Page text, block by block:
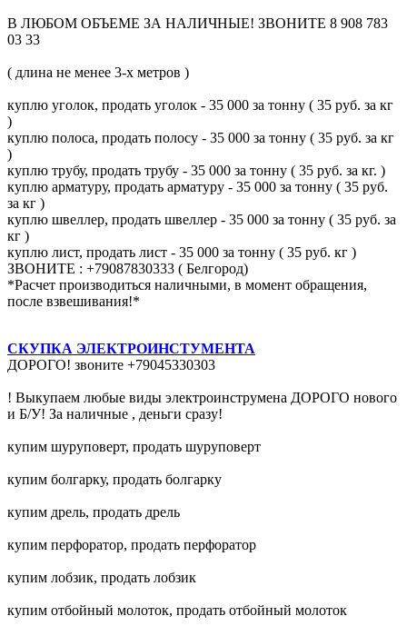
В ЛЮБОМ ОБЪЕМЕ ЗА НАЛИЧНЫЕ! ЗВОНИТЕ 8 908 783
03 33
( длина не менее 3-х метров )
куплю уголок, продать уголок - 35 000 за тонну ( 35 руб. за кг
)
куплю полоса, продать полосу - 35 000 за тонну ( 35 руб. за кг
)
куплю трубу, продать трубу - 35 000 за тонну ( 35 руб. за кг. )
куплю арматуру, продать арматуру - 35 000 за тонну ( 35 руб.
за кг )
куплю швеллер, продать швеллер - 35 000 за тонну ( 35 руб. за
кг )
куплю лист, продать лист - 35 000 за тонну ( 35 руб. кг )
ЗВОНИТЕ : +79087830333 ( Белгород)
*Расчет производиться наличными, в момент обращения,
после взвешивания!*
СКУПКА ЭЛЕКТРОИНСТУМЕНТА
ДОРОГО! звоните +79045330303
! Выкупаем любые виды электроинструмена ДОРОГО нового
и Б/У! За наличные , деньги сразу!
купим шуруповерт, продать шуруповерт
купим болгарку, продать болгарку
купим дрель, продать дрель
купим перфоратор, продать перфоратор
купим лобзик, продать лобзик
купим отбойный молоток, продать отбойный молоток